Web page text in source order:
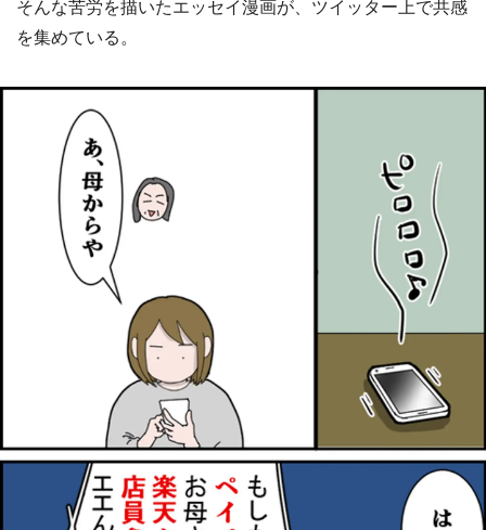
そんな苦労を描いたエッセイ漫画が、ツイッター上で共感
を集めている。